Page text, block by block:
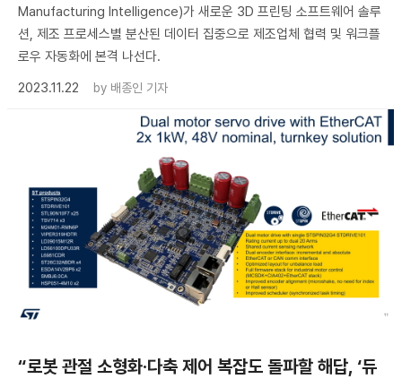
Manufacturing Intelligence)가 새로운 3D 프린팅 소프트웨어 솔루
션, 제조 프로세스별 분산된 데이터 집중으로 제조업체 협력 및 워크플
로우 자동화에 본격 나선다.
2023.11.22
by 배종인 기자
“로봇 관절 소형화·다축 제어 복잡도 돌파할 해답, ‘듀